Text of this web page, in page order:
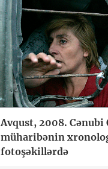
Avqust, 2008. Cənubi
müharibənin
fotoşəkillərdə